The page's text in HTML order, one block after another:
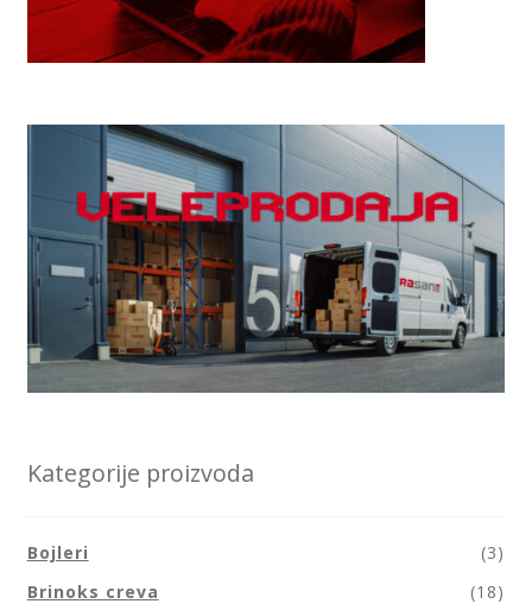
Kategorije proizvoda
Bojleri
(3)
Brinoks creva
(18)